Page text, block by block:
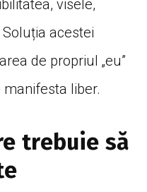
visele,
acestei
de propriul „eu”
liber.
trebuie să